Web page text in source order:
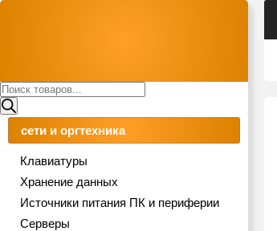
Поиск
товаров
сети и оргтехника
Клавиатуры
Хранение данных
Источники питания ПК и периферии
Серверы